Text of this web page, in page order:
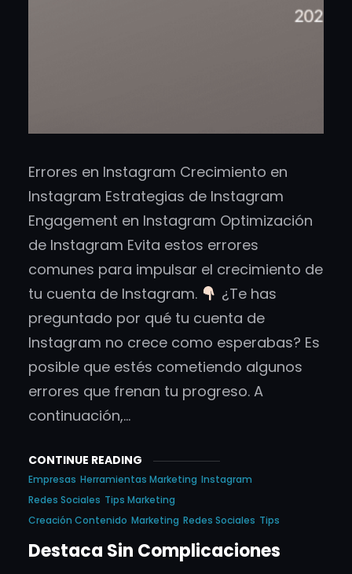
Errores en Instagram Crecimiento en
Instagram Estrategias de Instagram
Engagement en Instagram Optimización
de Instagram Evita estos errores
comunes para impulsar el crecimiento de
tu cuenta de Instagram.
¿Te has
preguntado por qué tu cuenta de
Instagram no crece como esperabas? Es
posible que estés cometiendo algunos
errores que frenan tu progreso. A
continuación,…
CONTINUE READING
Empresas Herramientas Marketing Instagram
Redes Sociales Tips Marketing
Creación Contenido Marketing Redes Sociales Tips
Destaca Sin Complicaciones